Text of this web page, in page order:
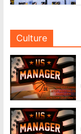
Culture